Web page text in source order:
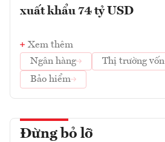
xuất khẩu 74 tỷ USD
Xem thêm
Ngân hàng
Thị trường vốn
Bảo hiểm
Đừng bỏ lỡ